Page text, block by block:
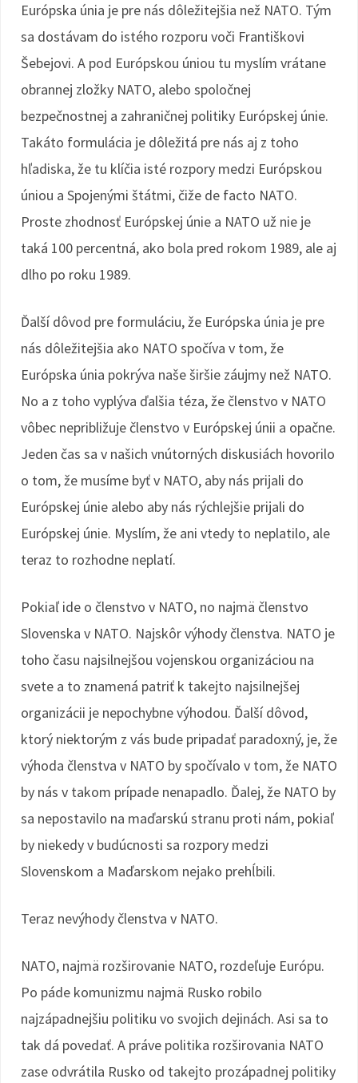
Európska únia je pre nás dôležitejšia než NATO. Tým
sa dostávam do istého rozporu voči Františkovi
Šebejovi. A pod Európskou úniou tu myslím vrátane
obrannej zložky NATO, alebo spoločnej
bezpečnostnej a zahraničnej politiky Európskej únie.
Takáto formulácia je dôležitá pre nás aj z toho
hľadiska, že tu klíčia isté rozpory medzi Európskou
úniou a Spojenými štátmi, čiže de facto NATO.
Proste zhodnosť Európskej únie a NATO už nie je
taká 100 percentná, ako bola pred rokom 1989, ale aj
dlho po roku 1989.
Ďalší dôvod pre formuláciu, že Európska únia je pre
nás dôležitejšia ako NATO spočíva v tom, že
Európska únia pokrýva naše širšie záujmy než NATO.
No a z toho vyplýva ďalšia téza, že členstvo v NATO
vôbec nepribližuje členstvo v Európskej únii a opačne.
Jeden čas sa v našich vnútorných diskusiách hovorilo
o tom, že musíme byť v NATO, aby nás prijali do
Európskej únie alebo aby nás rýchlejšie prijali do
Európskej únie. Myslím, že ani vtedy to neplatilo, ale
teraz to rozhodne neplatí.
Pokiaľ ide o členstvo v NATO, no najmä členstvo
Slovenska v NATO. Najskôr výhody členstva. NATO je
toho času najsilnejšou vojenskou organizáciou na
svete a to znamená patriť k takejto najsilnejšej
organizácii je nepochybne výhodou. Ďalší dôvod,
ktorý niektorým z vás bude pripadať paradoxný, je, že
výhoda členstva v NATO by spočívalo v tom, že NATO
by nás v takom prípade nenapadlo. Ďalej, že NATO by
sa nepostavilo na maďarskú stranu proti nám, pokiaľ
by niekedy v budúcnosti sa rozpory medzi
Slovenskom a Maďarskom nejako prehĺbili.
Teraz nevýhody členstva v NATO.
NATO, najmä rozširovanie NATO, rozdeľuje Európu.
Po páde komunizmu najmä Rusko robilo
najzápadnejšiu politiku vo svojich dejinách. Asi sa to
tak dá povedať. A práve politika rozširovania NATO
zase odvrátila Rusko od takejto prozápadnej politiky